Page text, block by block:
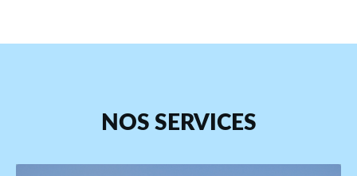
NOS SERVICES